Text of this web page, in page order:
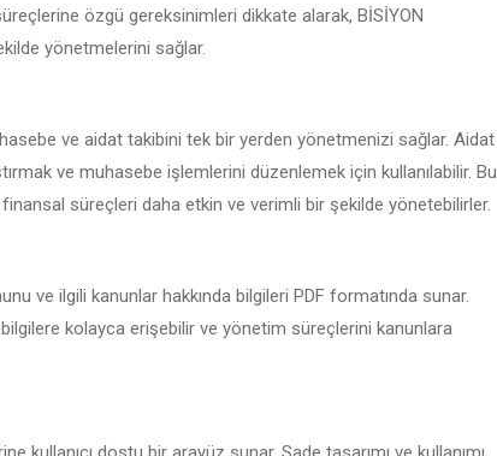
özgü gereksinimleri dikkate alarak, BİSİYON
yönetmelerini sağlar.
ve aidat takibini tek bir yerden yönetmenizi sağlar. Aidat
ve muhasebe işlemlerini düzenlemek için kullanılabilir. Bu
süreçleri daha etkin ve verimli bir şekilde yönetebilirler.
ve ilgili kanunlar hakkında bilgileri PDF formatında sunar.
kolayca erişebilir ve yönetim süreçlerini kanunlara